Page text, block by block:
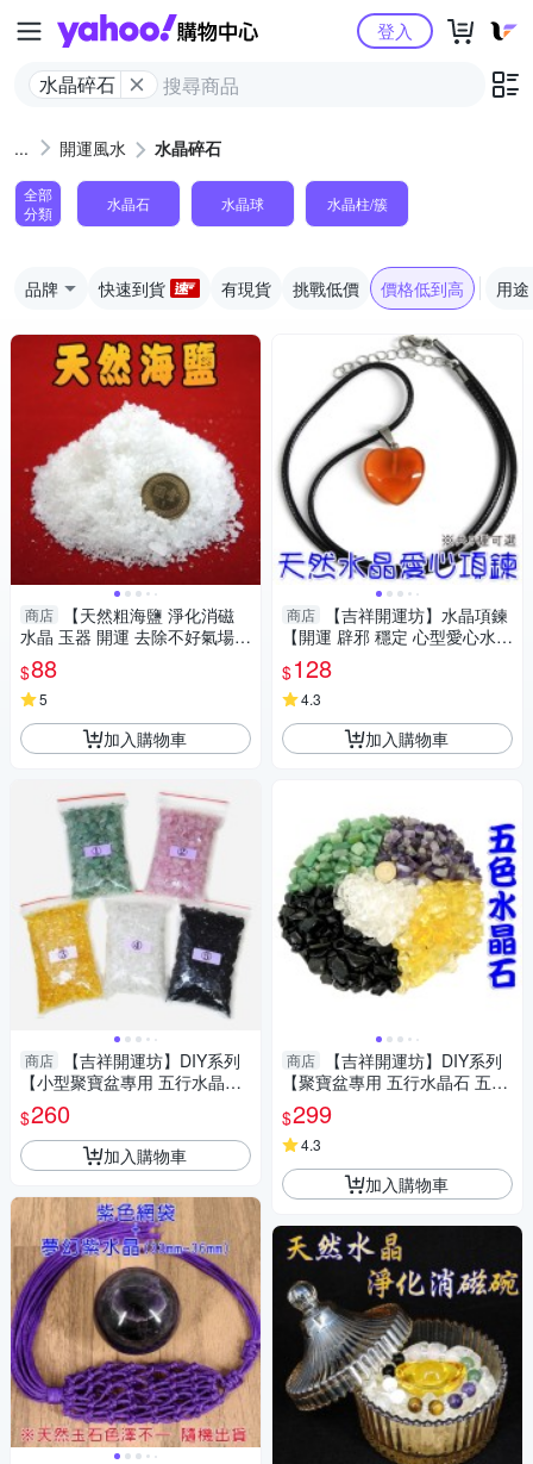
Yahoo購物中心
水晶碎石
登入
開運風水 水晶碎石
全部
分類
水晶石 水晶球 水晶柱/簇
品牌 快速到貨 有現貨 挑戰低價 價格低到高 用途
商店
【天然粗海鹽 淨化消磁
水晶 玉器 開運 去除不好氣場
每包約150公克】
$88
5
加入購物車
商店
【吉祥開運坊】DIY系列
【小型聚寶盆專用 五行水晶石
五色石 小顆 每包100公克 2號
是粉色】已淨化
$260
加入購物車
商店
【吉祥開運坊】水晶項鍊
【開運 辟邪 穩定 心型愛心水晶
墜頭 有九款可供選擇 】淨化 擇
日
$128
4.3
加入購物車
商店
【吉祥開運坊】DIY系列
【聚寶盆專用 五行水晶石 五色
石 大顆 每包100公克 共500公
克】已淨化
$299
4.3
加入購物車